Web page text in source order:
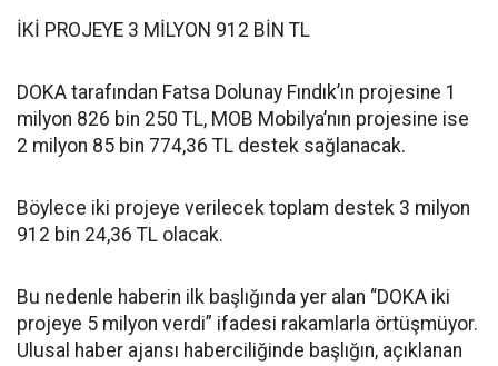
İKİ PROJEYE 3 MİLYON 912 BİN TL
DOKA tarafından Fatsa Dolunay Fındık’ın projesine 1
milyon 826 bin 250 TL, MOB Mobilya’nın projesine ise
2 milyon 85 bin 774,36 TL destek sağlanacak.
Böylece iki projeye verilecek toplam destek 3 milyon
912 bin 24,36 TL olacak.
Bu nedenle haberin ilk başlığında yer alan “DOKA iki
projeye 5 milyon verdi” ifadesi rakamlarla örtüşmüyor.
Ulusal haber ajansı haberciliğinde başlığın, açıklanan